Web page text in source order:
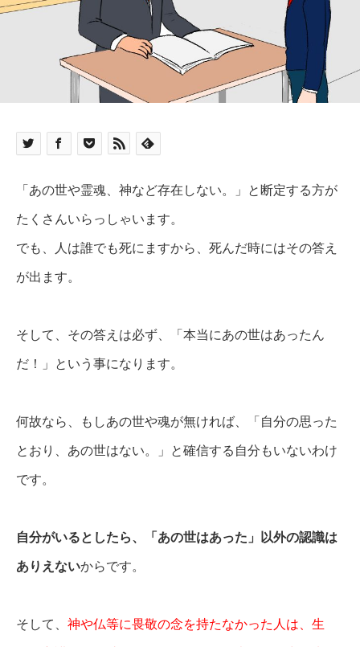
「あの世や霊魂、神など存在しない。」と断定する方が
たくさんいらっしゃいます。
でも、人は誰でも死にますから、死んだ時にはその答え
が出ます。
そして、その答えは必ず、「本当にあの世はあったん
だ！」という事になります。
何故なら、もしあの世や魂が無ければ、「自分の思った
とおり、あの世はない。」と確信する自分もいないわけ
です。
自分がいるとしたら、「あの世はあった」以外の認識は
ありえないからです。
そして、 神や仏等に畏敬の念を持たなかった人は、生